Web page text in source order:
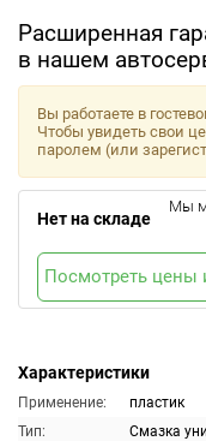
Расширенная
в нашем
Характеристики
Применение:
пластик
Тип:
Смазка
Вы работаете в
Чтобы увидеть свои
паролем (или
Нет на складе
Мы
Посмотреть цены